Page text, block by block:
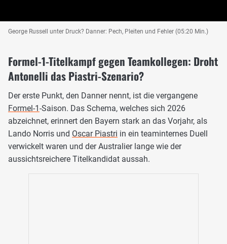
George Russell unter Druck? Danner: Pech, Pleiten und Fehler (05:20 Min.)
Formel-1-Titelkampf gegen Teamkollegen: Droht
Antonelli das Piastri-Szenario?
Der erste Punkt, den Danner nennt, ist die vergangene
Formel-1-Saison. Das Schema, welches sich 2026
abzeichnet, erinnert den Bayern stark an das Vorjahr, als
Lando Norris und Oscar Piastri in ein teaminternes Duell
verwickelt waren und der Australier lange wie der
aussichtsreichere Titelkandidat aussah.